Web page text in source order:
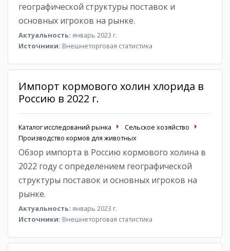
географической структуры поставок и
основных игроков на рынке.
Актуальность: январь 2023 г.
Источники: Внешнеторговая статистика
Импорт кормового холин хлорида в
Россию в 2022 г.
Каталог исследований рынка
Сельское хозяйство
Производство кормов для животных
Обзор импорта в Россию кормового холина в
2022 году с определением географической
структуры поставок и основных игроков на
рынке.
Актуальность: январь 2023 г.
Источники: Внешнеторговая статистика